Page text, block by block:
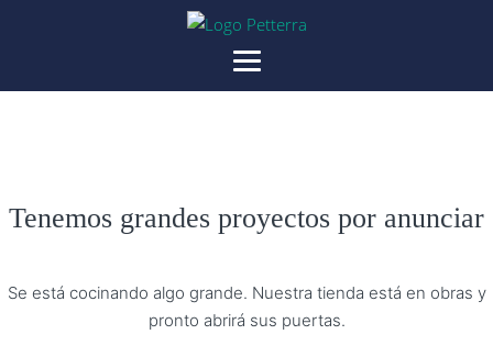
Tenemos grandes proyectos por anunciar
Se está cocinando algo grande. Nuestra tienda está en obras y
pronto abrirá sus puertas.